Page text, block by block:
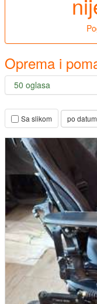
Oprema i
50 oglasa
Sa slikom po